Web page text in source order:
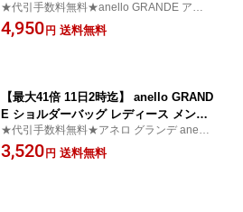
ello GRANDE リュックサック デイパッ
ク 2WAY 軽量 軽い おしゃれ 女性 A4 18
★代引手数料無料★anello GRANDE アネロ
グランデ リュックサック 黒
4,950 円 送料無料
【最大41倍 11日2時迄】 anello GRAND
E ショルダーバッグ レディース メンズ
斜めがけバッグ ブランド アネロ グラン
デ キャビン ショルダー 小さめ 大人 軽
★代引手数料無料★アネロ グランデ anello
GRANDE ショルダーバッグ 軽い
3,520 円 送料無料